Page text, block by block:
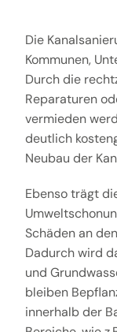
Die
Kommunen,
Durch die
Reparaturen
vermieden
deutlich
Neubau der
Ebenso trägt
Schäden an
Dadurch wird
und
bleiben
innerhalb der